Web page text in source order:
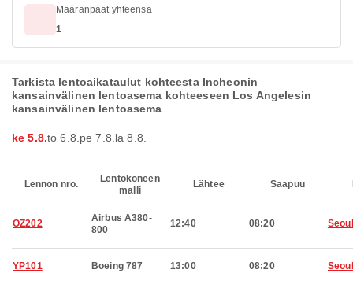
Määränpäät yhteensä
1
Tarkista lentoaikataulut kohteesta Incheonin
kansainvälinen lentoasema kohteeseen Los Angelesin
kansainvälinen lentoasema
ke 5.8.to 6.8. pe 7.8. la 8.8.
Lennon nro.
Lentokoneen
malli
Lähtee Saapuu
OZ202
Airbus A380-
800
12:40 08:20 Seoul
YP101 Boeing 787 13:00 08:20 Seoul